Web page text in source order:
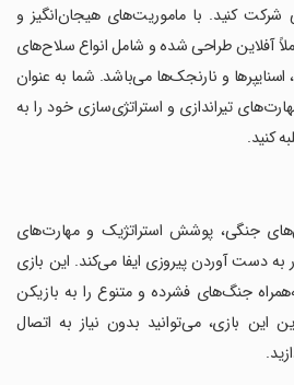
کنید. با ماموریت‌های هیجان‌انگیز و
آفلاین طراحی شده و شامل انواع سلاح‌های
و نارنجک‌ها می‌باشد. شما به عنوان
تیراندازی و استراتژی‌سازی خود را به
کنید.
جنگی، پوشش استراتژیک و مهارت‌های
دست آوردن پیروزی ایفا می‌کند. این بازی
جنگ‌های فشرده و متنوع را به بازیکن
این بازی، می‌توانید بدون نیاز به اتصال